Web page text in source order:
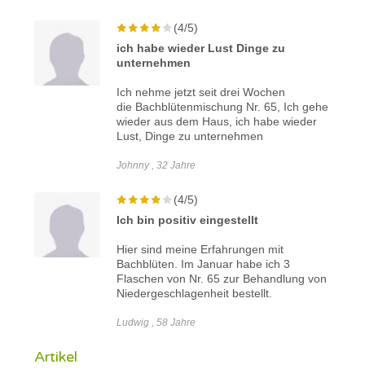
(4/5)
ich habe wieder Lust Dinge zu
unternehmen
Ich nehme jetzt seit drei Wochen
die Bachblütenmischung Nr. 65, Ich gehe
wieder aus dem Haus, ich habe wieder
Lust, Dinge zu unternehmen
Johnny , 32 Jahre
(4/5)
Ich bin positiv eingestellt
Hier sind meine Erfahrungen mit
Bachblüten. Im Januar habe ich 3
Flaschen von Nr. 65 zur Behandlung von
Niedergeschlagenheit bestellt.
Ludwig , 58 Jahre
Artikel